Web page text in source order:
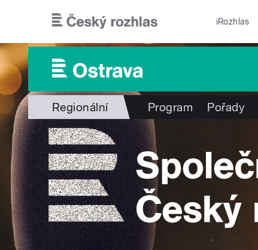
iRozhlas
Regionální Program Pořady